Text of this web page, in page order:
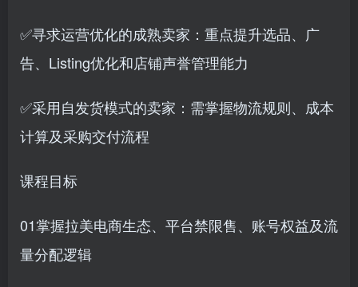
✅寻求运营优化的成熟卖家：重点提升选品、广
告、Listing优化和店铺声誉管理能力
✅采用自发货模式的卖家：需掌握物流规则、成本
计算及采购交付流程
课程目标
01掌握拉美电商生态、平台禁限售、账号权益及流
量分配逻辑